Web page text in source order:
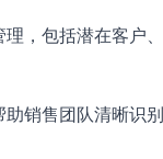
，包括潜在客户
销售团队清晰识